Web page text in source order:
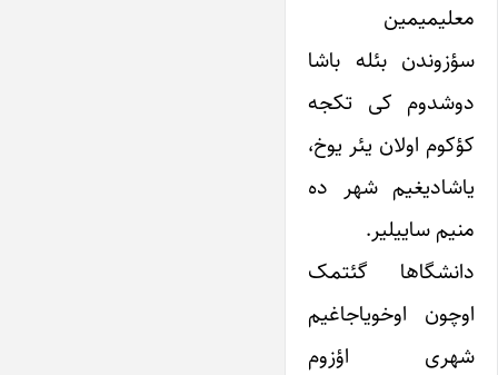
معلیمیمین
سؤزوندن بئله باشا
دوشدوم کی تکجه
کؤکوم اولان یئر یوخ،
یاشادیغیم شهر ده
منیم ساییلیر.
دانشگاها گئتمک
اوچون اوخویاجاغیم
شهری اؤزوم